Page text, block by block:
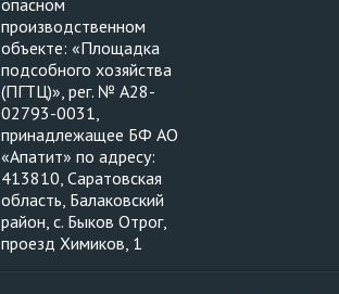
опасном
производственном
объекте: «Площадка
подсобного хозяйства
(ПГТЦ)», рег. № А28-
02793-0031,
принадлежащее БФ АО
«Апатит» по адресу:
413810, Саратовская
область, Балаковский
район, с. Быков Отрог,
проезд Химиков, 1